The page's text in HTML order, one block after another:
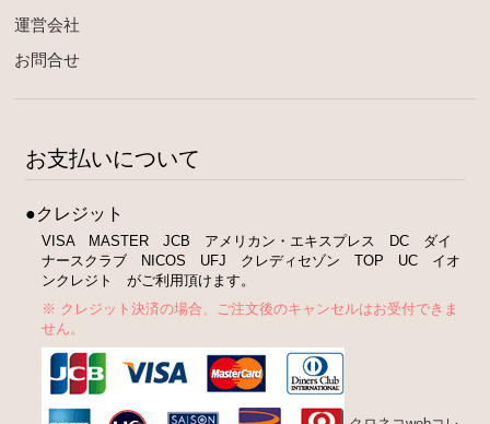
運営会社
お問合せ
お支払いについて
●クレジット
VISA MASTER JCB アメリカン・エキスプレス DC ダイ
ナースクラブ NICOS UFJ クレディセゾン TOP UC イオ
ンクレジト がご利用頂けます。
※ クレジット決済の場合、ご注文後のキャンセルはお受付できま
せん。